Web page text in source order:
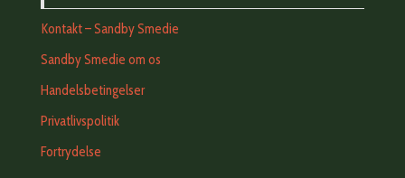
Kontakt – Sandby Smedie
Sandby Smedie om os
Handelsbetingelser
Privatlivspolitik
Fortrydelse